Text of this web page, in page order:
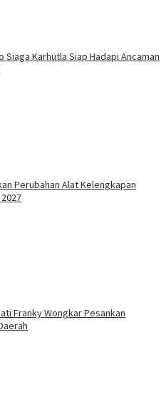
Karhutla Siap Hadapi Ancaman
Perubahan Alat Kelengkapan
Franky Wongkar Pesankan